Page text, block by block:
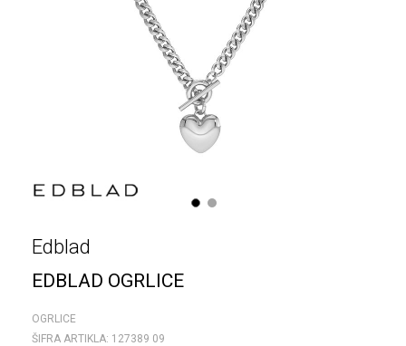
1 2
Edblad
EDBLAD OGRLICE
OGRLICE
ŠIFRA ARTIKLA: 127389 09